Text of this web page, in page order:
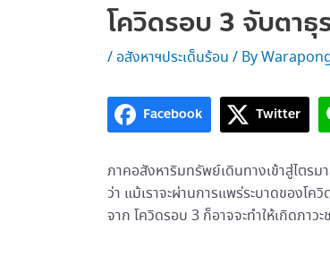
โควิดรอบ 3 จับตา
/ อสังหาฯประเด็นร้อน / By
Facebook Twitter
ภาคอสังหาริมทรัพย์เดินทางเข้าสู่ไตร
ว่า แม้เราจะผ่านการแพร่ระบาดของ
จาก โควิดรอบ 3 ก็อาจจะทำให้เกิดภาวะ